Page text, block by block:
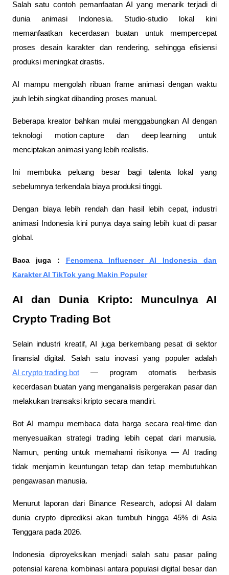
Salah satu contoh pemanfaatan AI yang menarik terjadi di
dunia animasi Indonesia. Studio-studio lokal kini
memanfaatkan kecerdasan buatan untuk mempercepat
proses desain karakter dan rendering, sehingga efisiensi
produksi meningkat drastis.
AI mampu mengolah ribuan frame animasi dengan waktu
jauh lebih singkat dibanding proses manual.
Beberapa kreator bahkan mulai menggabungkan AI dengan
teknologi motion capturedan deep learninguntuk
menciptakan animasi yang lebih realistis.
Ini membuka peluang besar bagi talenta lokal yang
sebelumnya terkendala biaya produksi tinggi.
Dengan biaya lebih rendah dan hasil lebih cepat, industri
animasi Indonesia kini punya daya saing lebih kuat di pasar
global.
Baca juga : Fenomena Influencer AI Indonesia dan
Karakter AI TikTok yang Makin Populer
AI dan Dunia Kripto: Munculnya AI
Crypto Trading Bot
Selain industri kreatif, AI juga berkembang pesat di sektor
finansial digital. Salah satu inovasi yang populer adalah
AI crypto trading bot — program otomatis berbasis
kecerdasan buatan yang menganalisis pergerakan pasar dan
melakukan transaksi kripto secara mandiri.
Bot AI mampu membaca data harga secara real-time dan
menyesuaikan strategi trading lebih cepat dari manusia.
Namun, penting untuk memahami risikonya — AI trading
tidak menjamin keuntungan tetap dan tetap membutuhkan
pengawasan manusia.
Menurut laporan dari Binance Research, adopsi AI dalam
dunia crypto diprediksi akan tumbuh hingga 45% di Asia
Tenggara pada 2026.
Indonesia diproyeksikan menjadi salah satu pasar paling
potensial karena kombinasi antara populasi digital besar dan